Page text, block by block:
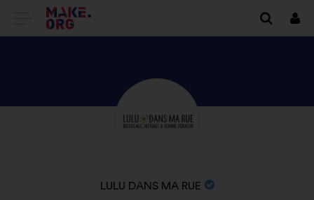
SIIRRY
KOTISIVULLE
TUTUSTU
ORGANISAATION
LULU DANS MA RUE
Tietoa: